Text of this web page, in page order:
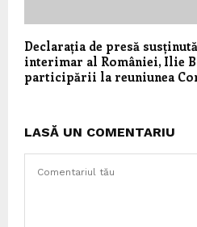
Declarația de presă
interimar al României, Ilie
participării la reuniunea
LASĂ UN COMENTARIU